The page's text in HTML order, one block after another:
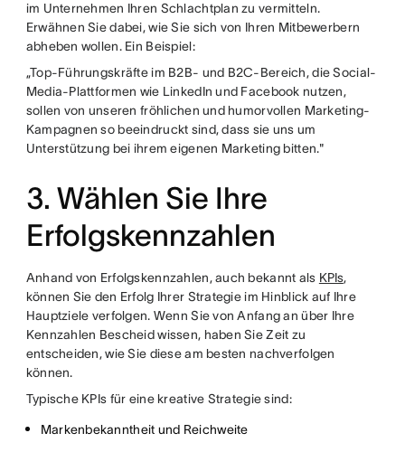
im Unternehmen Ihren Schlachtplan zu vermitteln.
Erwähnen Sie dabei, wie Sie sich von Ihren Mitbewerbern
abheben wollen. Ein Beispiel:
„Top-Führungskräfte im B2B- und B2C-Bereich, die Social-
Media-Plattformen wie LinkedIn und Facebook nutzen,
sollen von unseren fröhlichen und humorvollen Marketing-
Kampagnen so beeindruckt sind, dass sie uns um
Unterstützung bei ihrem eigenen Marketing bitten."
3. Wählen Sie Ihre
Erfolgskennzahlen
Anhand von Erfolgskennzahlen, auch bekannt als KPIs,
können Sie den Erfolg Ihrer Strategie im Hinblick auf Ihre
Hauptziele verfolgen. Wenn Sie von Anfang an über Ihre
Kennzahlen Bescheid wissen, haben Sie Zeit zu
entscheiden, wie Sie diese am besten nachverfolgen
können.
Typische KPIs für eine kreative Strategie sind:
Markenbekanntheit und Reichweite